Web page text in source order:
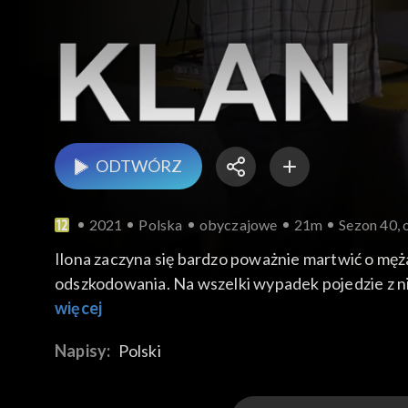
ODTWÓRZ
2021 Polska obyczajowe 21m Sezon 40,
Ilona zaczyna się bardzo poważnie martwić o
odszkodowania. Na wszelki wypadek pojedzie z
wymieniony, a on wszystkiego sam dopilnuje.
sobie kosmetyki dla nastolatek, które dostała
więcej
Napisy: Polski